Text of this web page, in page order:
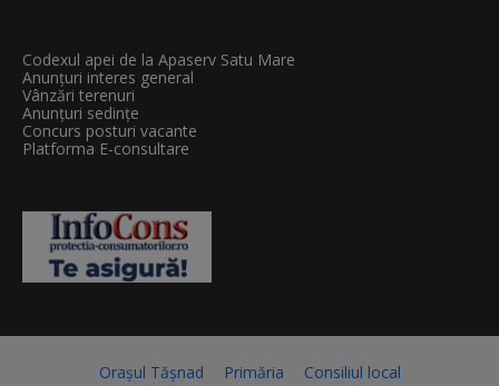
Codexul apei de la Apaserv Satu Mare
Anunțuri interes general
Vânzări terenuri
Anunțuri sedințe
Concurs posturi vacante
Platforma E-consultare
Orașul Tășnad Primăria
Consiliul local